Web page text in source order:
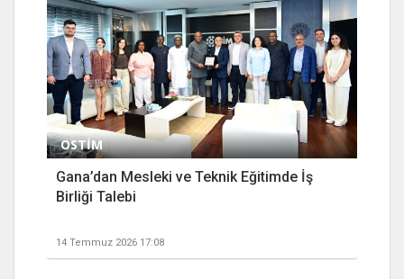
OSTİM
Gana’dan Mesleki ve Teknik Eğitimde İş
Birliği Talebi
14 Temmuz 2026 17:08